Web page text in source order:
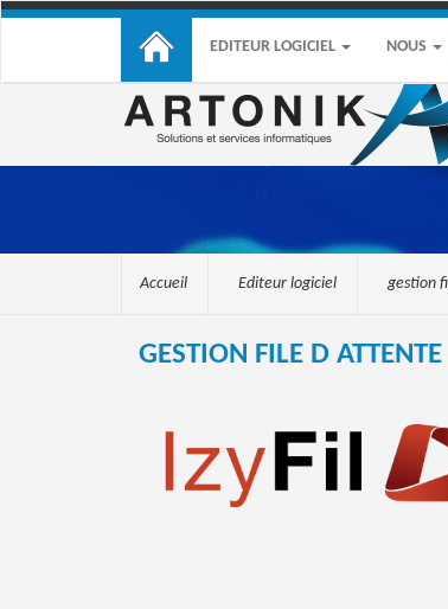
EDITEUR LOGICIEL NOUS
Accueil Editeur logiciel gestion
GESTION FILE D ATTENTE